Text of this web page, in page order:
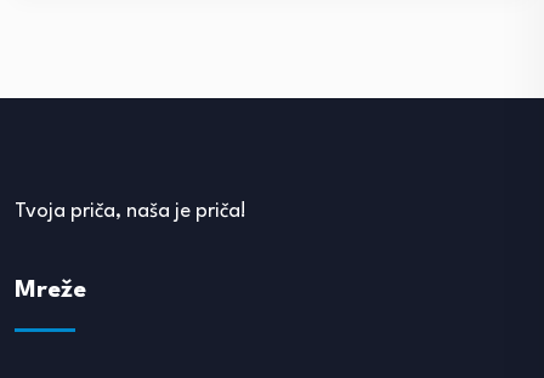
Tvoja priča, naša je priča!
Mreže